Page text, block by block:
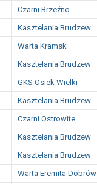
Czarni Brzeźno
Kasztelania Brudzew
Warta Kramsk
Kasztelania Brudzew
GKS Osiek Wielki
Kasztelania Brudzew
Czarni Ostrowite
Kasztelania Brudzew
Kasztelania Brudzew
Warta Eremita Dobrów